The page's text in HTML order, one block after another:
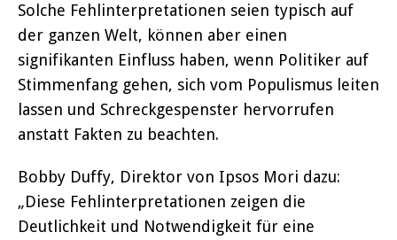
Solche Fehlinterpretationen seien typisch auf
der ganzen Welt, können aber einen
signifikanten Einfluss haben, wenn Politiker auf
Stimmenfang gehen, sich vom Populismus leiten
lassen und Schreckgespenster hervorrufen
anstatt Fakten zu beachten.
Bobby Duffy, Direktor von Ipsos Mori dazu:
„Diese Fehlinterpretationen zeigen die
Deutlichkeit und Notwendigkeit für eine